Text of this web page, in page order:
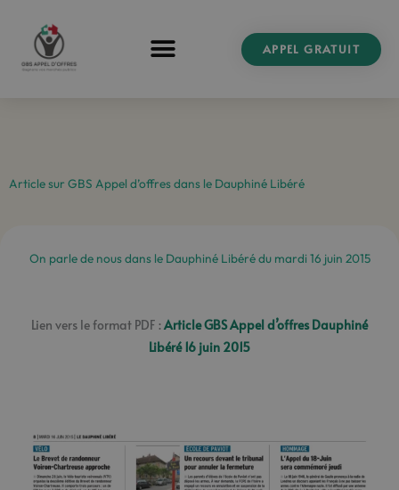
contenu
APPEL GRATUIT
Article sur GBS Appel d’offres dans le Dauphiné Libéré
On parle de nous dans le Dauphiné Libéré du mardi 16 juin 2015
Lien vers le format PDF : Article GBS Appel d’offres Dauphiné
Libéré 16 juin 2015